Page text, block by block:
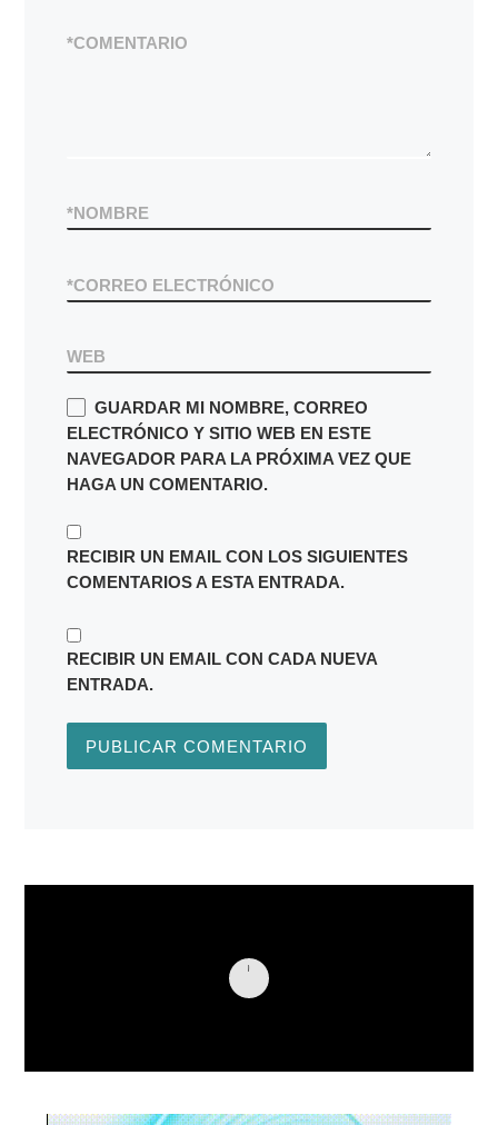
COMENTARIO
*
NOMBRE
*
CORREO ELECTRÓNICO
*
WEB
GUARDAR MI NOMBRE, CORREO
ELECTRÓNICO Y SITIO WEB EN ESTE
NAVEGADOR PARA LA PRÓXIMA VEZ QUE
HAGA UN COMENTARIO.
RECIBIR UN EMAIL CON LOS SIGUIENTES
COMENTARIOS A ESTA ENTRADA.
RECIBIR UN EMAIL CON CADA NUEVA
ENTRADA.